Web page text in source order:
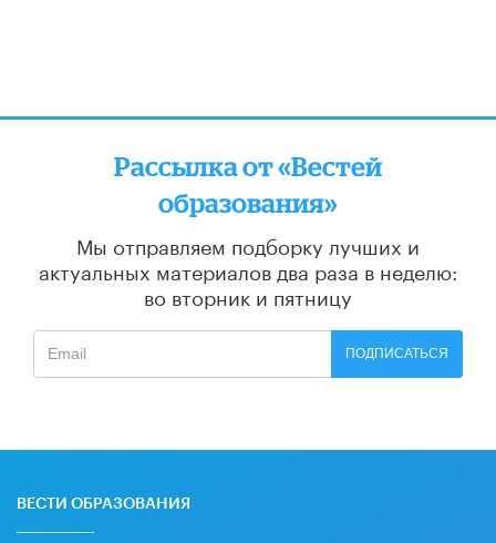
Рассылка от «Вестей
образования»
Мы отправляем подборку лучших и
актуальных материалов два раза в неделю:
во вторник и пятницу
ПОДПИСАТЬСЯ
ВЕСТИ ОБРАЗОВАНИЯ